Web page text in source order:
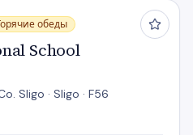
обеды
School
Sligo · Sligo · F56